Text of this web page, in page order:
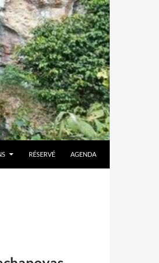
RÉSERVÉ AGENDA